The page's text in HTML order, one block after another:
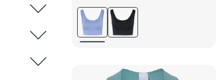
M 40/42